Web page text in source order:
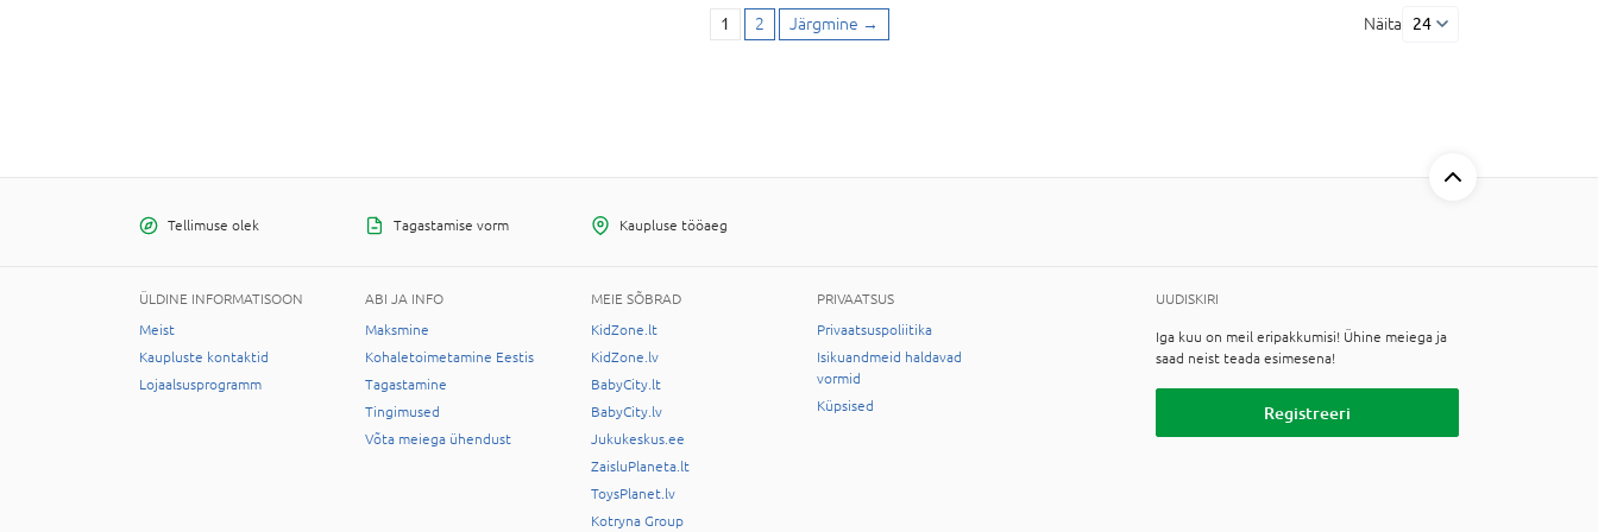
1 2 Järgmine → Näita 24
Tellimuse olek Tagastamise vorm Kaupluse tööaeg
ÜLDINE INFORMATISOON
Meist
Kaupluste kontaktid
Lojaalsusprogramm
ABI JA INFO
Maksmine
Kohaletoimetamine Eestis
Tagastamine
Tingimused
Võta meiega ühendust
MEIE SÕBRAD
KidZone.lt
KidZone.lv
BabyCity.lt
BabyCity.lv
Jukukeskus.ee
ZaisluPlaneta.lt
ToysPlanet.lv
Kotryna Group
PRIVAATSUS
Privaatsuspoliitika
Isikuandmeid haldavad
vormid
Küpsised
UUDISKIRI
Iga kuu on meil eripakkumisi! Ühine meiega ja
saad neist teada esimesena!
Registreeri